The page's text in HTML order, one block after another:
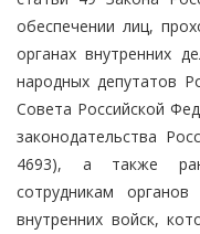
обеспечении лиц,
органах внутренних
народных депутатов
Совета Российской
законодательства
4693), а также
сотрудникам
внутренних войск,